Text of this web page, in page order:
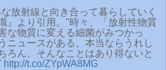
な放射線と向き合って暮らしていく
』より引用。"時々、「放射性物質
な物質に変える細菌がみつかっ
ニュースがある。本当ならうれし
ろん、そんなことはあり得ないと
http://t.co/ZYpWA8MG